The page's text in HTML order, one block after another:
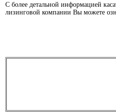
С более детальной информацией
лизинговой компании Вы можете